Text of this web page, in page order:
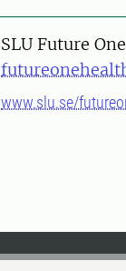
SLU Future
www.slu.se/